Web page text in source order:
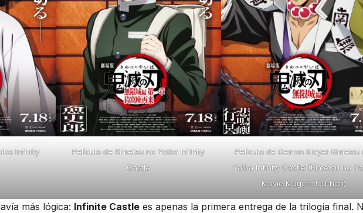
Infinity
Película de Kimetsu no Yaiba Infinity
Castle
Película de Demon Slayer Kimetsu
Yaiba Infinity Castle (Kimetsu no
Movie Mugen Jou-hen)
más lógica: Infinite Castle es apenas la primera entrega de la trilogía final.
NOTICIAS
El Anime de
Kindergarten
Wars revela
una nueva voz
para su elenco
se estrena en
el 2027
6 DE AGOSTO DE 2026
ELMUNDODESHIRONOTICIAS
NOTICIAS
El
Tomb
King
una
6 DE